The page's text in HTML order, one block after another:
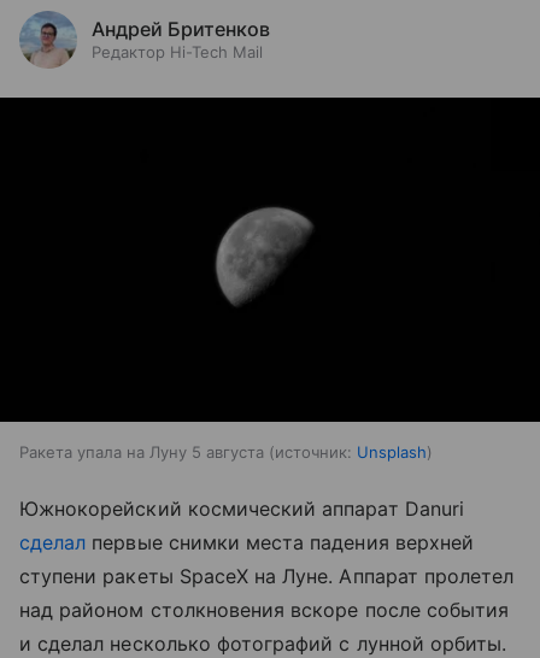
Андрей Бритенков
Редактор Hi-Tech Mail
Ракета упала на Луну 5 августа источник: Unsplash
Южнокорейский космический аппарат Danuri
сделал первые снимки места падения верхней
ступени ракеты SpaceX на Луне. Аппарат пролетел
над районом столкновения вскоре после события
и сделал несколько фотографий с лунной орбиты.